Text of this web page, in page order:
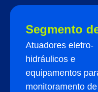
Segmento
Atuadores eletro-
hidráulicos e
equipamentos
monitoramento de